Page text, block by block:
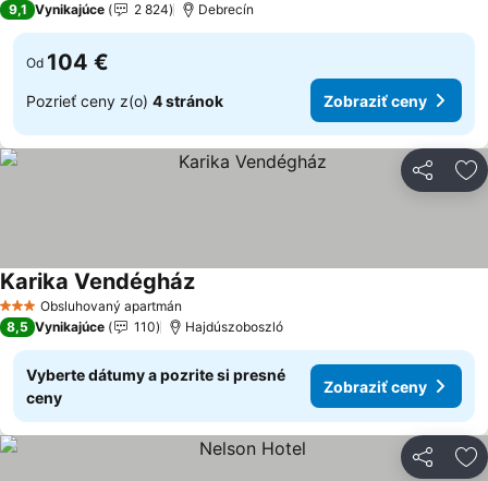
9,1 Vynikajúce 2 824 Debrecín
Od 104 €
Pozrieť ceny z(o) 4 stránok Zobraziť ceny
Zdieľať
3 Počet hviezdičiek
Obsluhovaný apartmán
Karika Vendégház
8,5 Vynikajúce 110 Hajdúszoboszló
Vyberte dátumy a pozrite si presné
ceny
Zobraziť ceny
Zdieľať